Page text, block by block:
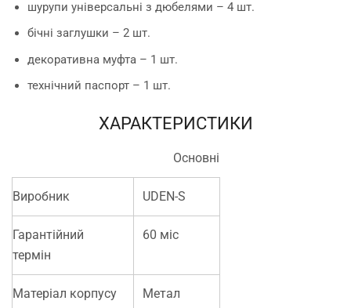
шурупи універсальні з дюбелями – 4 шт.
бічні заглушки – 2 шт.
декоративна муфта – 1 шт.
технічний паспорт – 1 шт.
ХАРАКТЕРИСТИКИ
Основні
Виробник UDEN-S
Гарантійний
термін
60 міс
Матеріал корпусу Метал